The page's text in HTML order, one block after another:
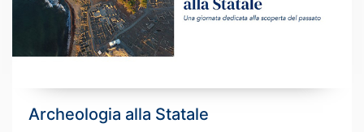
Archeologia alla Statale